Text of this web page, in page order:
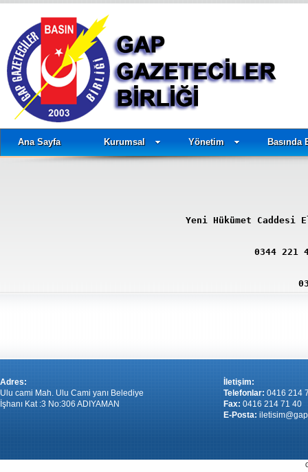
Ana Sayfa Kurumsal Yönetim Basında
Yeni Hükümet Caddesi
0344 221
Adres:
Ulu cami Mah. Ulu Cami yanı Belediye
İşhanı Kat :3 No:306 ADIYAMAN
İletişim:
Telefonlar: 0416 214
Fax: 0416 214 71 40
E-Posta: